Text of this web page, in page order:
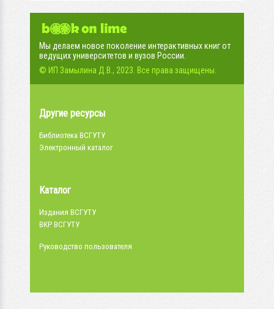
Мы делаем новое поколение интерактивных книг от
ведущих университетов и вузов России.
© ИП Замылина Д.В., 2023. Все права защищены.
Другие ресурсы
Библиотека ВСГУТУ
Электронный каталог
Каталог
Издания ВСГУТУ
ВКР ВСГУТУ
Руководство пользователя